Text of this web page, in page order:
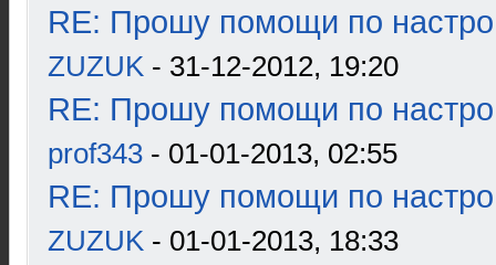
RE: Прошу помощи по
ZUZUK - 31-12-2012, 19:20
RE: Прошу помощи по
prof343 - 01-01-2013, 02:55
RE: Прошу помощи по
ZUZUK - 01-01-2013, 18:33